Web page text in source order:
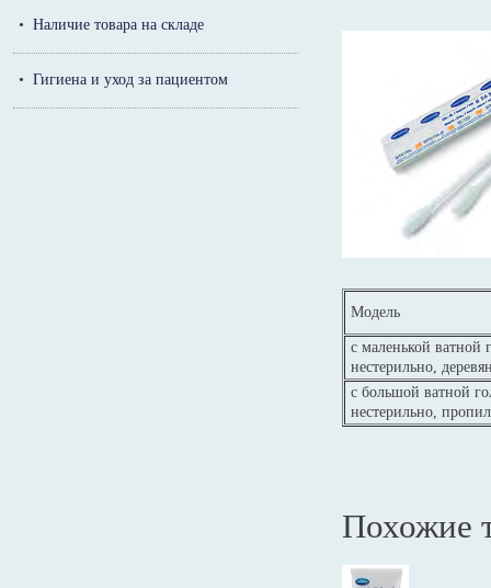
• Наличие товара на складе
• Гигиена и уход за пациентом
Модель
с маленькой ватной
нестерильно,
с большой ватной
нестерильно,
Похожие